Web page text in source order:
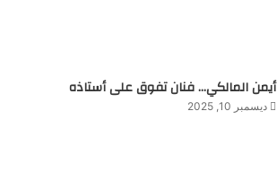
أيمن المالكي… فنان تفوق على أستاذه
ديسمبر 10, 2025